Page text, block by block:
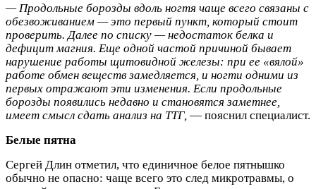
— Продольные борозды вдоль ногтя чаще всего связаны с
обезвоживанием — это первый пункт, который стоит
проверить. Далее по списку — недостаток белка и
дефицит магния. Еще одной частой причиной бывает
нарушение работы щитовидной железы: при ее «вялой»
работе обмен веществ замедляется, и ногти одними из
первых отражают эти изменения. Если продольные
борозды появились недавно и становятся заметнее,
имеет смысл сдать анализ на ТТГ, — пояснил специалист.
Белые пятна
Сергей Длин отметил, что единичное белое пятнышко
обычно не опасно: чаще всего это след микротравмы, о